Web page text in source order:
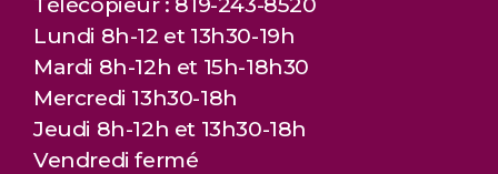
Lundi 8h-12 et 13h30-19h
Mardi 8h-12h et 15h-18h30
Mercredi 13h30-18h
Jeudi 8h-12h et 13h30-18h
Vendredi fermé